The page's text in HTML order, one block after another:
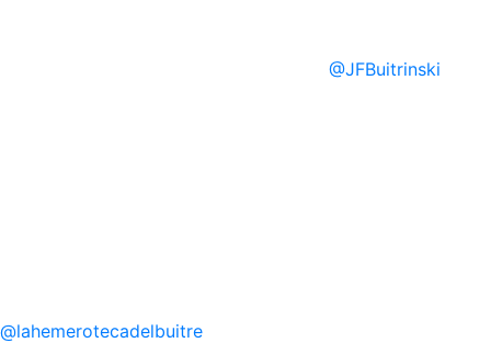
@JFBuitrinski
@lahemerotecadelbuitre